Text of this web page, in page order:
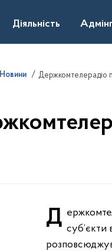
Діяльність
Новини Держкомтелерадіо
Держкомтелерадіо продовжує надавати адміністративну послугу книгорозповсюджувачам. Саме у нас суб’єкти